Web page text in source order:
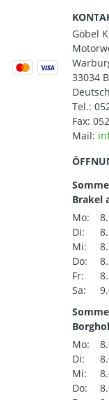
Göbel
33034
Tel.:
Fax:
Mail:
Brakel
Mo:
Di:
Mi:
Do:
Fr:
Sa:
Mo:
Di:
Mi:
Do: